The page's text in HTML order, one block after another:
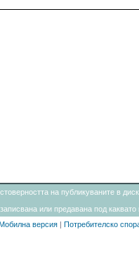
на публикуваните в
или предавана под
версия | Потребителско